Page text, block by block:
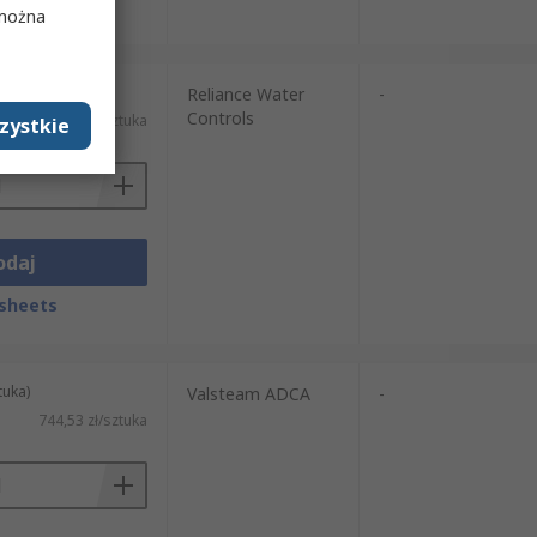
60,71 zł/sztuka
Reliance Water
Controls
-
744,53 zł/sztuka
Valsteam ADCA -